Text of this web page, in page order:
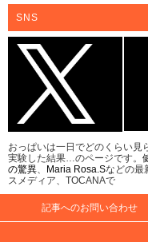
SNS
おっぱいは一日でどのくらい見
実験した結果…のページです。
の驚異
Maria Rosa.Sなどの最
スメディア、TOCANAで
記事へのお問い合わせ